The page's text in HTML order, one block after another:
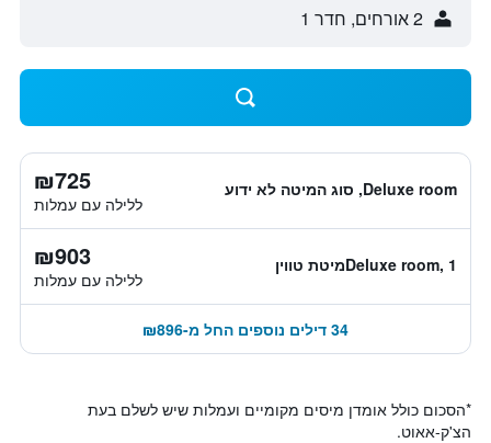
2 אורחים, חדר 1
Deluxe room, סוג המיטה לא ידוע ₪725
ללילה עם עמלות
Deluxe room, 1מיטת טווין ₪903
ללילה עם עמלות
34 דילים נוספים החל מ-₪896
*הסכום כולל אומדן מיסים מקומיים ועמלות שיש לשלם בעת
הצ'ק-אאוט.